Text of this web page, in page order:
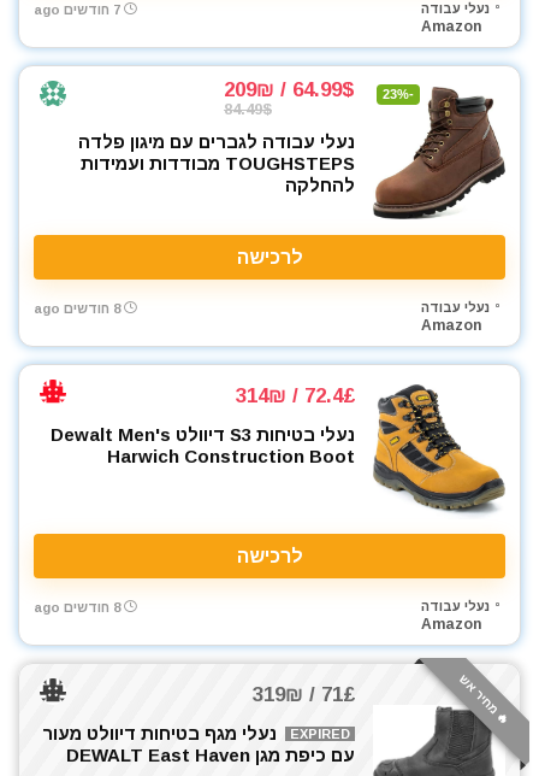
כלי שינוע ועגלות
כליבות בורג
כליבות מהירות
כליבות צינור
כליבות ריתוך
כלים ידניים
כלים לחשמלאים
כרסומים לטרימר / ראוטר
לרכב
מאוורר טכני
מברגונים נטענים
מברגות מקדחות ומברגונים
מברגים
מברגת אימפקט
מברגת גבס
מברזים ומחרוקות
מגרזת
מדריכים
מולטיטול
מזמרה
מטען סוללות לרכב
נעלי עבודה
Amazon
7 חודשים ago
-23%
64.99$ / 209₪
84.49$
נעלי עבודה לגברים עם מיגון פלדה
TOUGHSTEPS מבודדות ועמידות
להחלקה
לרכישה
נעלי עבודה
Amazon
8 חודשים ago
72.4£ / 314₪
נעלי בטיחות S3 דיוולט Dewalt Men's
Harwich Construction Boot
לרכישה
נעלי עבודה
Amazon
8 חודשים ago
🔥 מחיר אש 71£ / 319₪
EXPIRED
נעלי מגף בטיחות דיוולט מעור
עם כיפת מגן DEWALT East Haven